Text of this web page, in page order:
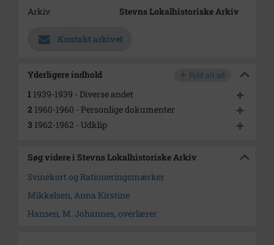
Arkiv
Stevns Lokalhistoriske Arkiv
Kontakt arkivet
Yderligere indhold Fold alt ud
1 1939-1939 - Diverse andet
2 1960-1960 - Personlige dokumenter
3 1962-1962 - Udklip
Søg videre i Stevns Lokalhistoriske Arkiv
Svinekort og Rationeringsmærker
Mikkelsen, Anna Kirstine
Hansen, M. Johannes, overlærer